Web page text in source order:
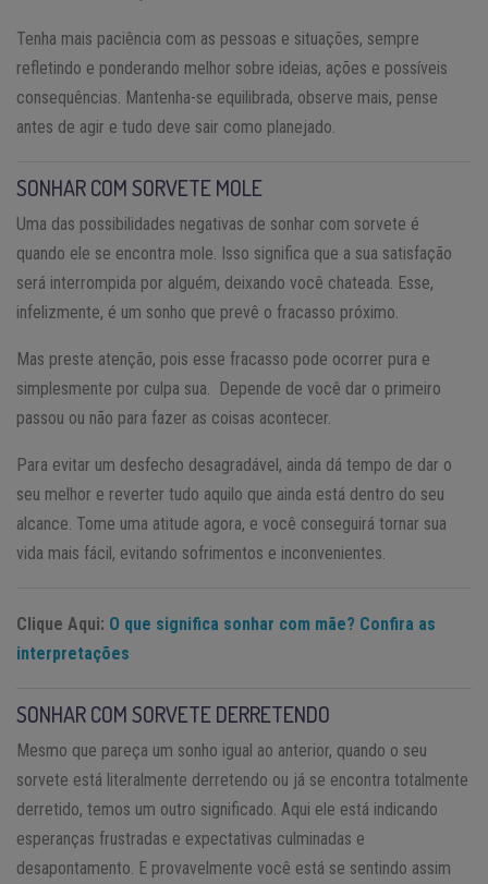
Tenha mais paciência com as pessoas e situações, sempre
refletindo e ponderando melhor sobre ideias, ações e possíveis
consequências. Mantenha-se equilibrada, observe mais, pense
antes de agir e tudo deve sair como planejado.
SONHAR COM SORVETE MOLE
Uma das possibilidades negativas de sonhar com sorvete é
quando ele se encontra mole. Isso significa que a sua satisfação
será interrompida por alguém, deixando você chateada. Esse,
infelizmente, é um sonho que prevê o fracasso próximo.
Mas preste atenção, pois esse fracasso pode ocorrer pura e
simplesmente por culpa sua. Depende de você dar o primeiro
passou ou não para fazer as coisas acontecer.
Para evitar um desfecho desagradável, ainda dá tempo de dar o
seu melhor e reverter tudo aquilo que ainda está dentro do seu
alcance. Tome uma atitude agora, e você conseguirá tornar sua
vida mais fácil, evitando sofrimentos e inconvenientes.
Clique Aqui: O que significa sonhar com mãe? Confira as
interpretações
SONHAR COM SORVETE DERRETENDO
Mesmo que pareça um sonho igual ao anterior, quando o seu
sorvete está literalmente derretendo ou já se encontra totalmente
derretido, temos um outro significado. Aqui ele está indicando
esperanças frustradas e expectativas culminadas e
desapontamento. E provavelmente você está se sentindo assim